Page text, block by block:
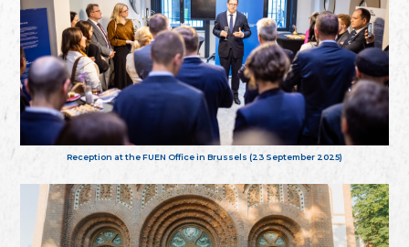
Reception at the FUEN Office in Brussels (23 September 2025)